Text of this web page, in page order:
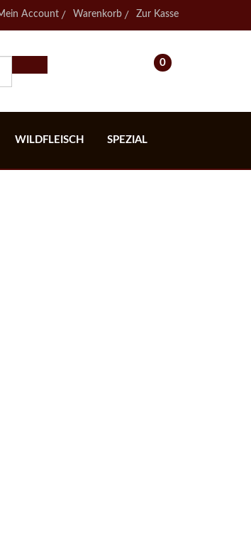
Account Warenkorb Zur Kasse
0
WILDFLEISCH SPEZIAL